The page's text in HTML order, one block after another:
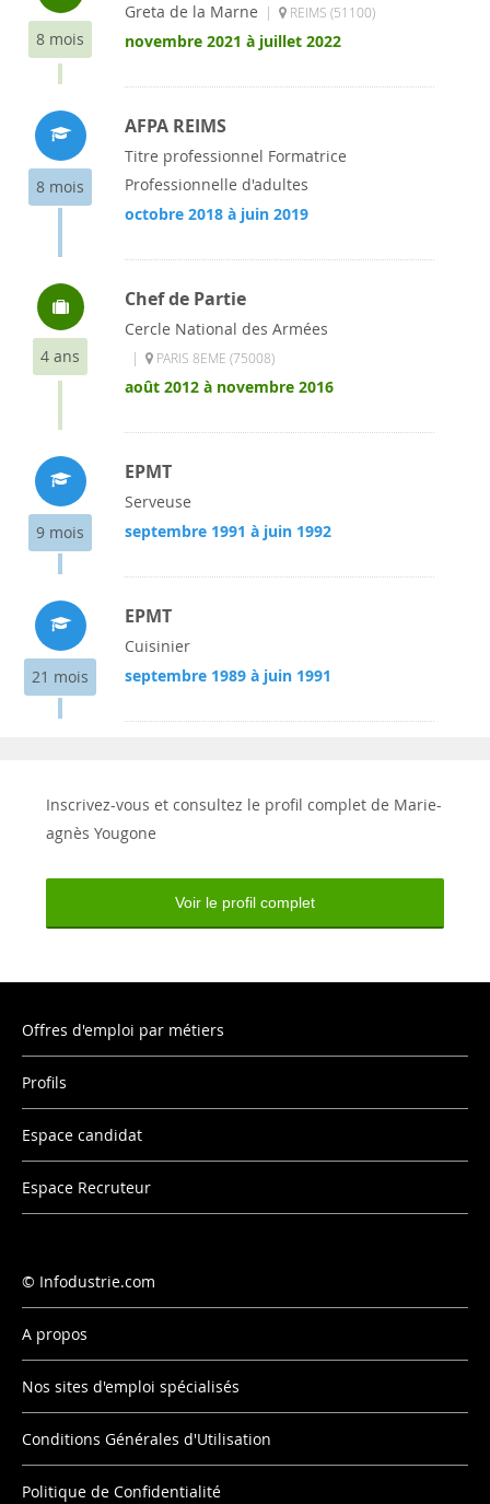
8 mois
Greta de la Marne | REIMS (51100)
novembre 2021 à juillet 2022
8 mois
AFPA REIMS
Titre professionnel Formatrice
Professionnelle d'adultes
octobre 2018 à juin 2019
4 ans
Chef de Partie
Cercle National des Armées
| PARIS 8EME (75008)
août 2012 à novembre 2016
9 mois
EPMT
Serveuse
septembre 1991 à juin 1992
21 mois
EPMT
Cuisinier
septembre 1989 à juin 1991
Inscrivez-vous et consultez le profil complet de Marie-
agnès Yougone
Voir le profil complet
Offres d'emploi par métiers
Profils
Espace candidat
Espace Recruteur
Infodustrie.com
A propos
Nos sites d'emploi spécialisés
Conditions Générales d'Utilisation
Politique de Confidentialité